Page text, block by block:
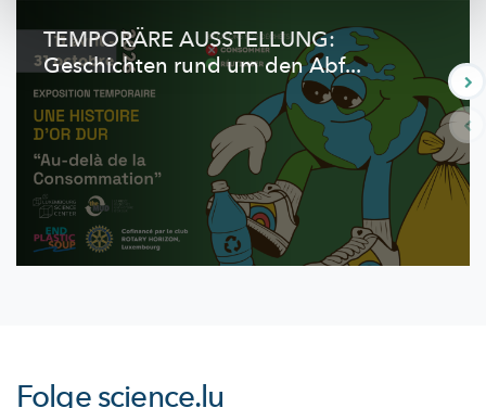
TEMPORÄRE AUSSTELLUNG:
Geschichten rund um den Abf...
Folgescience.lu